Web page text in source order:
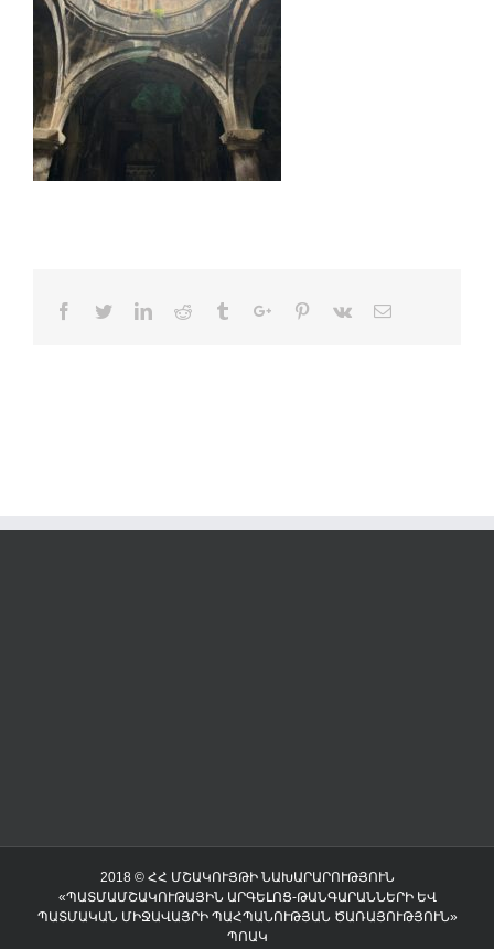
Facebook
TwitterLinkedinReddit TumblrGoogle+Pinterest
Vk Email
2018 © ՀՀ ՄՇԱԿՈՒՅԹԻ ՆԱԽԱՐԱՐՈՒԹՅՈՒՆ
«ՊԱՏՄԱՄՇԱԿՈՒԹԱՅԻՆ ԱՐԳԵԼՈՑ-ԹԱՆԳԱՐԱՆՆԵՐԻ ԵՎ
ՊԱՏՄԱԿԱՆ ՄԻՋԱՎԱՅՐԻ ՊԱՀՊԱՆՈՒԹՅԱՆ ԾԱՌԱՅՈՒԹՅՈՒՆ»
ՊՈԱԿ